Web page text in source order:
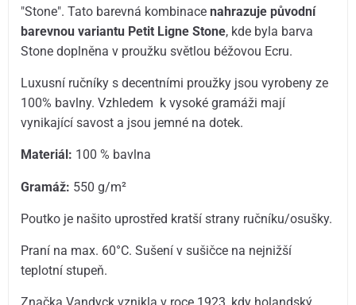
"Stone". Tato barevná kombinacenahrazuje původní
barevnou variantu Petit Ligne Stone, kde byla barva
Stone doplněna v proužku světlou béžovou Ecru.
Luxusní ručníky s decentními proužky jsou vyrobeny ze
100% bavlny. Vzhledem k vysoké gramáži mají
vynikající savost a jsou jemné na dotek.
Materiál: 100 % bavlna
Gramáž: 550 g/m²
Poutko je našito uprostřed kratší strany ručníku/osušky.
Praní na max. 60°C. Sušení v sušičce na nejnižší
teplotní stupeň.